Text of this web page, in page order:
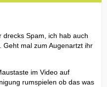
drecks Spam, ich hab auch
mal zum Augenartzt ihr
im Video auf
rumspielen ob das was